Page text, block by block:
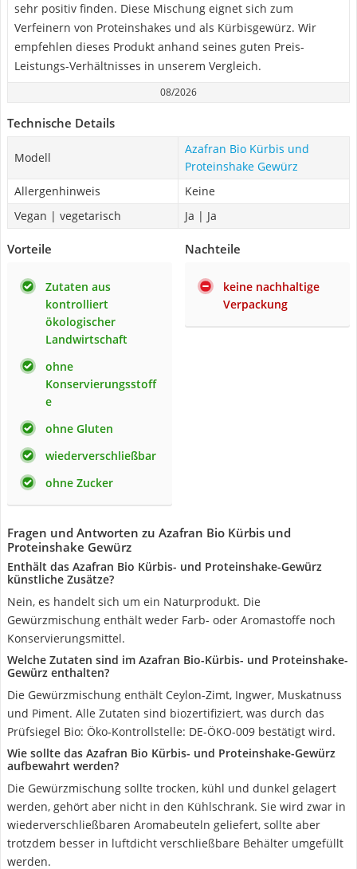
sehr positiv finden. Diese Mischung eignet sich zum
Verfeinern von Proteinshakes und als Kürbisgewürz. Wir
empfehlen dieses Produkt anhand seines guten Preis-
Leistungs-Verhältnisses in unserem Vergleich.
08/2026
Technische Details
Modell
Azafran Bio Kürbis und
Proteinshake Gewürz
Allergenhinweis
Keine
Vegan | vegetarisch
Ja | Ja
Vorteile
Zutaten aus
kontrolliert
ökologischer
Landwirtschaft
ohne
Konservierungsstoff
e
ohne Gluten
wiederverschließbar
ohne Zucker
Nachteile
keine nachhaltige
Verpackung
Fragen und Antworten zu Azafran Bio Kürbis und
Proteinshake Gewürz
Enthält das Azafran Bio Kürbis- und Proteinshake-Gewürz
künstliche Zusätze?
Nein, es handelt sich um ein Naturprodukt. Die
Gewürzmischung enthält weder Farb- oder Aromastoffe noch
Konservierungsmittel.
Welche Zutaten sind im Azafran Bio-Kürbis- und Proteinshake-
Gewürz enthalten?
Die Gewürzmischung enthält Ceylon-Zimt, Ingwer, Muskatnuss
und Piment. Alle Zutaten sind biozertifiziert, was durch das
Prüfsiegel Bio: Öko-Kontrollstelle: DE-ÖKO-009 bestätigt wird.
Wie sollte das Azafran Bio Kürbis- und Proteinshake-Gewürz
aufbewahrt werden?
Die Gewürzmischung sollte trocken, kühl und dunkel gelagert
werden, gehört aber nicht in den Kühlschrank. Sie wird zwar in
wiederverschließbaren Aromabeuteln geliefert, sollte aber
trotzdem besser in luftdicht verschließbare Behälter umgefüllt
werden.